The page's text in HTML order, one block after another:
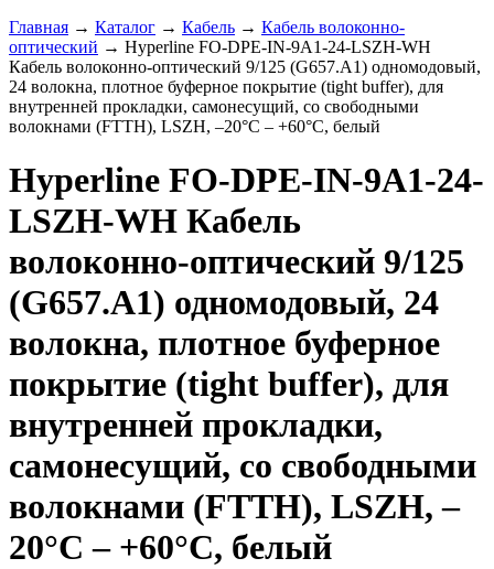
Главная → Каталог → Кабель → Кабель волоконно-
оптический → Hyperline FO-DPE-IN-9A1-24-LSZH-WH
Кабель волоконно-оптический 9/125 (G657.А1) одномодовый,
24 волокна, плотное буферное покрытие (tight buffer), для
внутренней прокладки, самонесущий, со свободными
волокнами (FTTH), LSZH, –20°C – +60°C, белый
Hyperline FO-DPE-IN-9A1-24-
LSZH-WH Кабель
волоконно-оптический 9/125
(G657.А1) одномодовый, 24
волокна, плотное буферное
покрытие (tight buffer), для
внутренней прокладки,
самонесущий, со свободными
волокнами (FTTH), LSZH, –
20°C – +60°C, белый